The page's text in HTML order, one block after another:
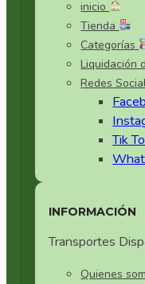
inicio
Tienda
Categorías
Liquidación
Redes
Tik
INFORMACIÓN
Transportes
Quienes